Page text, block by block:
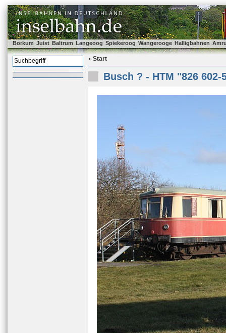
Borkum Juist Baltrum Langeoog Spiekeroog Wangerooge Halligbahnen
Start
Busch ? - HTM "826 602-